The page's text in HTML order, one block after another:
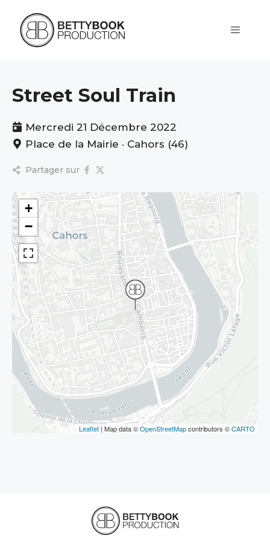
contenu
Street Soul Train
Mercredi 21 Décembre 2022
Place de la Mairie · Cahors (46)
Partager sur
+
−
Leaflet | Map data ©OpenStreetMapcontributors ©CARTO